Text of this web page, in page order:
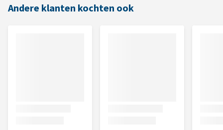
Andere klanten kochten ook